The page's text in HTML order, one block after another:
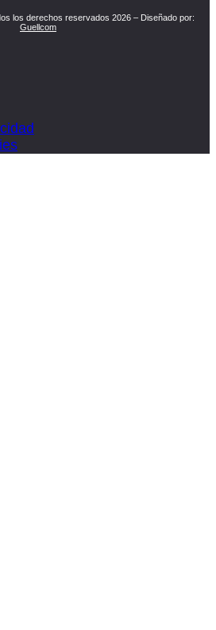
los derechos reservados 2026 – Diseñado por:
Guellcom